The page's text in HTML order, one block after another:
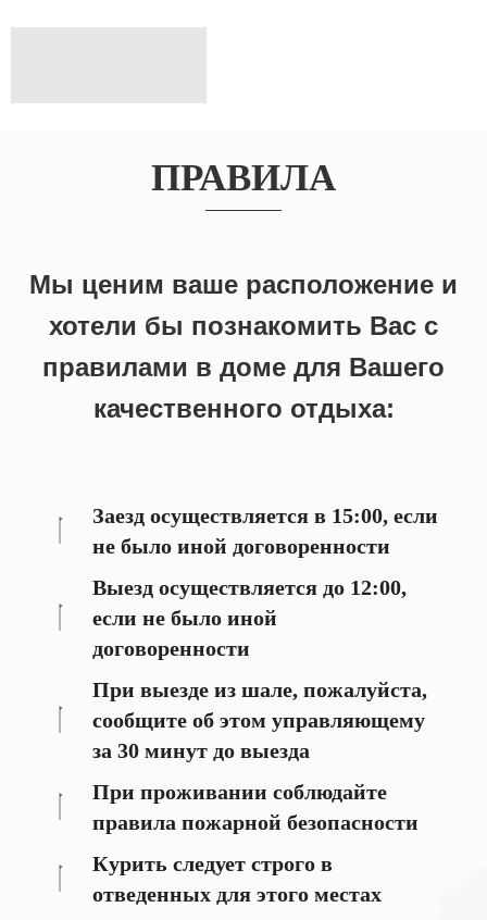
ПРАВИЛА
Мы ценим ваше расположение и
хотели бы познакомить Вас с
правилами в доме для Вашего
качественного отдыха:
Заезд осуществляется в 15:00, если
не было иной договоренности
Выезд осуществляется до 12:00,
если не было иной
договоренности
При выезде из шале, пожалуйста,
сообщите об этом управляющему
за 30 минут до выезда
При проживании соблюдайте
правила пожарной безопасности
Курить следует строго в
отведенных для этого местах